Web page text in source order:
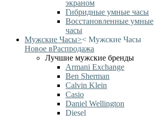
экраном
Гибридные умные часы
Восстановленные умные
часы
Мужские Часы>< Мужские Часы
Новое вРаспродажа
Лучшие мужские бренды
Armani Exchange
Ben Sherman
Calvin Klein
Casio
Daniel Wellington
Diesel